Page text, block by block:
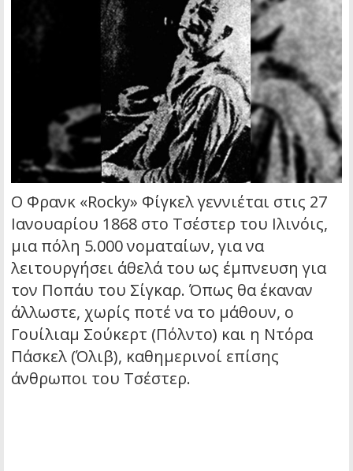
Ο Φρανκ «Rocky» Φίγκελ γεννιέται στις 27
Ιανουαρίου 1868 στο Τσέστερ του Ιλινόις,
μια πόλη 5.000 νοματαίων, για να
λειτουργήσει άθελά του ως έμπνευση για
τον Ποπάυ του Σίγκαρ. Όπως θα έκαναν
άλλωστε, χωρίς ποτέ να το μάθουν, ο
Γουίλιαμ Σούκερτ (Πόλντο) και η Ντόρα
Πάσκελ (Όλιβ), καθημερινοί επίσης
άνθρωποι του Τσέστερ.